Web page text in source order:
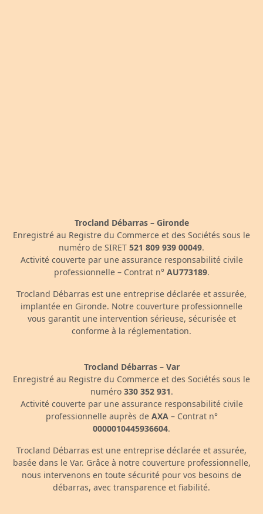
Trocland Débarras – Gironde
Enregistré au Registre du Commerce et des Sociétés sous le
numéro de SIRET 521 809 939 00049.
Activité couverte par une assurance responsabilité civile
professionnelle – Contrat n° AU773189.
Trocland Débarras est une entreprise déclarée et assurée,
implantée en Gironde. Notre couverture professionnelle
vous garantit une intervention sérieuse, sécurisée et
conforme à la réglementation.
Trocland Débarras – Var
Enregistré au Registre du Commerce et des Sociétés sous le
numéro 330 352 931.
Activité couverte par une assurance responsabilité civile
professionnelle auprès de AXA– Contrat n°
0000010445936604.
Trocland Débarras est une entreprise déclarée et assurée,
basée dans le Var. Grâce à notre couverture professionnelle,
nous intervenons en toute sécurité pour vos besoins de
débarras, avec transparence et fiabilité.